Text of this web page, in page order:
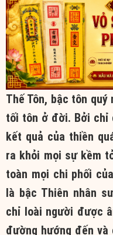
Thế Tôn, bậc tôn
tối tôn ở đời. Bởi chỉ
kết quả của thiền
ra khỏi mọi sự kềm
toàn mọi chi phối
là bậc Thiên nhân
chỉ loài người được
đường hướng đến